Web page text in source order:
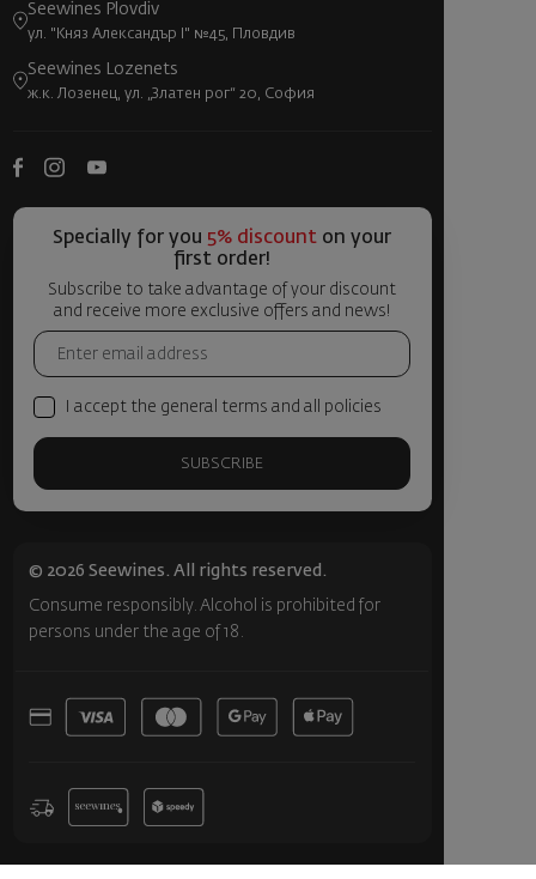
Seewines Plovdiv
ул. "Княз Александър I" №45, Пловдив
Seewines Lozenets
ж.к. Лозенец, ул. „Златен рог“ 20, София
Specially for you 5% discount on your
first order!
Subscribe to take advantage of your discount
and receive more exclusive offers and news!
I accept the general terms and all policies
SUBSCRIBE
© 2026 Seewines. All rights reserved.
Consume responsibly. Alcohol is prohibited for
persons under the age of 18.